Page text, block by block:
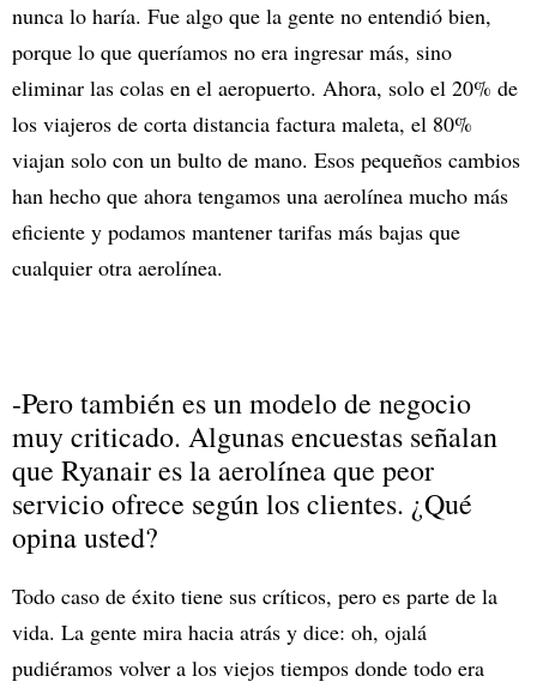
nunca lo haría. Fue algo que la gente no entendió bien,
porque lo que queríamos no era ingresar más, sino
eliminar las colas en el aeropuerto. Ahora, solo el 20% de
los viajeros de corta distancia factura maleta, el 80%
viajan solo con un bulto de mano. Esos pequeños cambios
han hecho que ahora tengamos una aerolínea mucho más
eficiente y podamos mantener tarifas más bajas que
cualquier otra aerolínea.
-Pero también es un modelo de negocio
muy criticado. Algunas encuestas señalan
que Ryanair es la aerolínea que peor
servicio ofrece según los clientes. ¿Qué
opina usted?
Todo caso de éxito tiene sus críticos, pero es parte de la
vida. La gente mira hacia atrás y dice: oh, ojalá
pudiéramos volver a los viejos tiempos donde todo era